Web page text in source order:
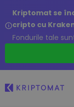
Kriptomat se
cripto cu
Fondurile tale